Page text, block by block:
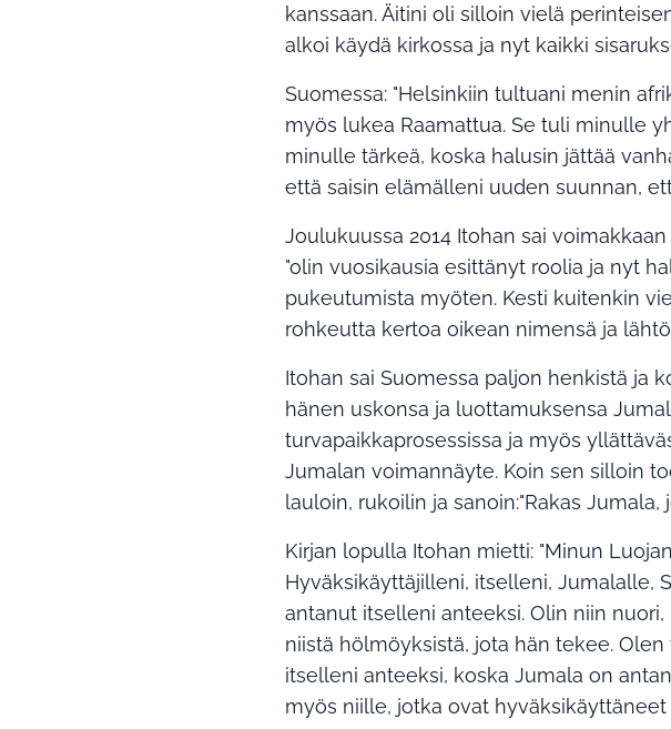
kanssaan. Äitini oli silloin vielä
alkoi käydä kirkossa ja nyt kaikki
Suomessa: "Helsinkiin tultuani menin
myös lukea Raamattua. Se tuli minulle
minulle tärkeä, koska halusin jättää
että saisin elämälleni uuden suunnan,
Joulukuussa 2014 Itohan sai
"olin vuosikausia esittänyt roolia ja nyt
pukeutumista myöten. Kesti kuitenkin
rohkeutta kertoa oikean nimensä ja
Itohan sai Suomessa paljon henkistä ja
hänen uskonsa ja luottamuksensa
turvapaikkaprosessissa ja myös
Jumalan voimannäyte. Koin sen silloin
lauloin, rukoilin ja sanoin:"Rakas
Kirjan lopulla Itohan mietti: "Minun
Hyväksikäyttäjilleni, itselleni, Jumalalle,
antanut itselleni anteeksi. Olin niin
niistä hölmöyksistä, jota hän tekee.
itselleni anteeksi, koska Jumala on
myös niille, jotka ovat